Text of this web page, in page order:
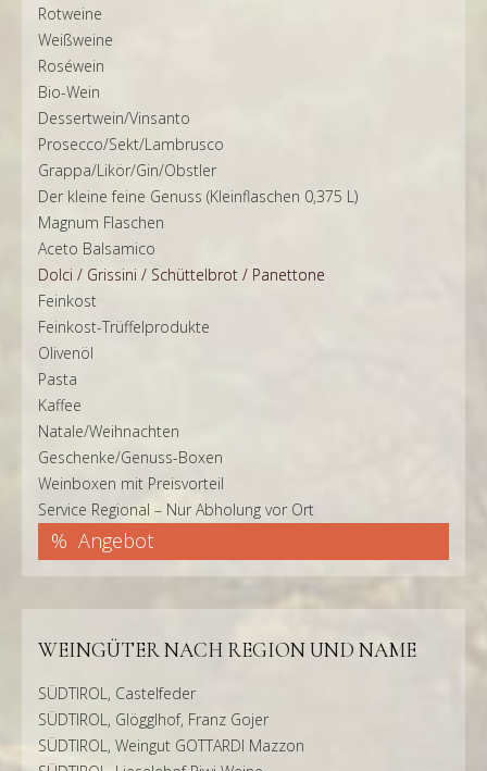
Rotweine
Weißweine
Roséwein
Bio-Wein
Dessertwein/Vinsanto
Prosecco/Sekt/Lambrusco
Grappa/Likör/Gin/Obstler
Der kleine feine Genuss (Kleinflaschen 0,375 L)
Magnum Flaschen
Aceto Balsamico
Dolci / Grissini / Schüttelbrot / Panettone
Feinkost
Feinkost-Trüffelprodukte
Olivenöl
Pasta
Kaffee
Natale/Weihnachten
Geschenke/Genuss-Boxen
Weinboxen mit Preisvorteil
Service Regional – Nur Abholung vor Ort
Angebot
WEINGÜTER NACH REGION UND NAME
SÜDTIROL, Castelfeder
SÜDTIROL, Glögglhof, Franz Gojer
SÜDTIROL, Weingut GOTTARDI Mazzon